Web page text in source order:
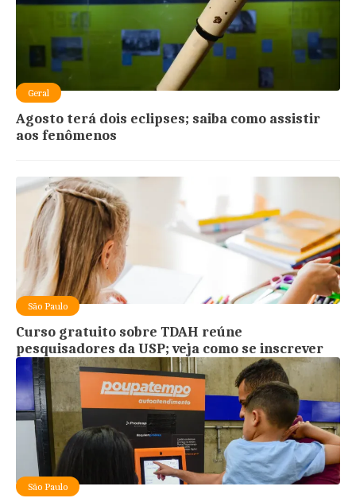
Geral
Agosto terá dois eclipses; saiba como assistir
aos fenômenos
São Paulo
Curso gratuito sobre TDAH reúne
pesquisadores da USP; veja como se inscrever
São Paulo